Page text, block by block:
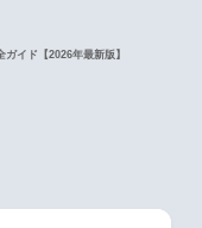
ガイド【2026年最新版】